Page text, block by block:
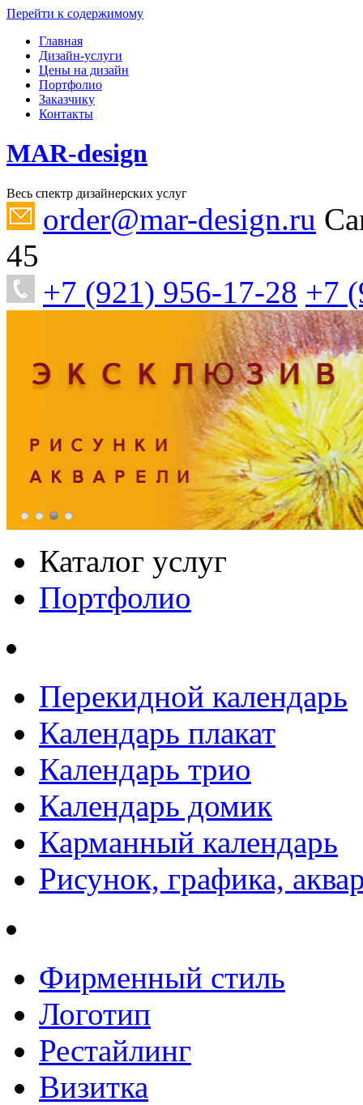
Перейти к содержимому
Главная
Дизайн-услуги
Цены на дизайн
Портфолио
Заказчику
Контакты
MAR-design
Весь спектр дизайнерских услуг
order@mar-design.ru
45
+7 (921) 956-17-28 +7
Каталог услуг
Портфолио
Перекидной календарь
Календарь плакат
Календарь трио
Календарь домик
Карманный календарь
Рисунок, графика,
Фирменный стиль
Логотип
Рестайлинг
Визитка